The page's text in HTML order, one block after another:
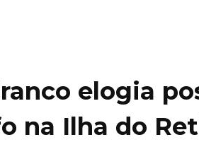
elogia
na Ilha do